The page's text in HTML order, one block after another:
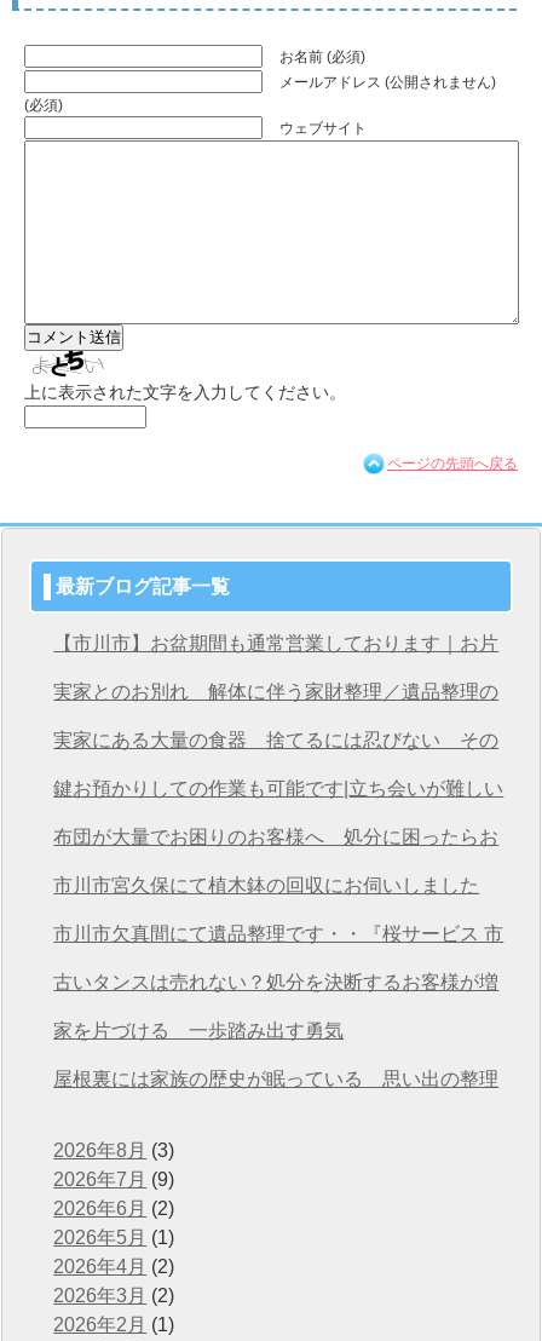
お名前 (必須)
メールアドレス (公開されません)
(必須)
ウェブサイト
上に表示された文字を入力してください。
ページの先頭へ戻る
最新ブログ記事一覧
【市川市】お盆期間も通常営業しております｜お片
付け・不用品回収は桜サービス市川店へ
実家とのお別れ 解体に伴う家財整理／遺品整理の
桜サービス市川店
実家にある大量の食器 捨てるには忍びない その
想いを次につなげる
鍵お預かりしての作業も可能です|立ち会いが難しい
方も安心の遺品整理
布団が大量でお困りのお客様へ 処分に困ったらお
任せください
市川市宮久保にて植木鉢の回収にお伺いしました
市川市欠真間にて遺品整理です・・『桜サービス 市
川店』
古いタンスは売れない？処分を決断するお客様が増
えています
家を片づける 一歩踏み出す勇気
屋根裏には家族の歴史が眠っている 思い出の整理
2026年8月 (3)
2026年7月 (9)
2026年6月 (2)
2026年5月 (1)
2026年4月 (2)
2026年3月 (2)
2026年2月 (1)